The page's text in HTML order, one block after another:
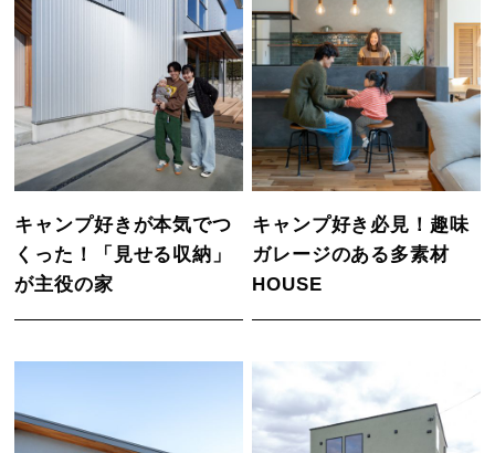
キャンプ好きが本気でつ
くった！「見せる収納」
が主役の家
キャンプ好き必見！趣味
ガレージのある多素材
HOUSE